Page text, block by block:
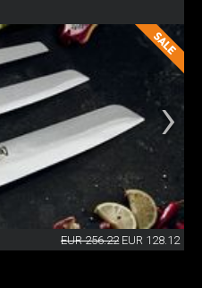
EUR 256.22 EUR 128.12